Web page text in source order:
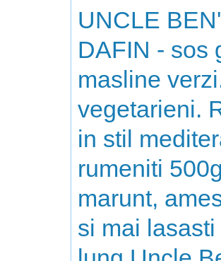
UNCLE
DAFIN - sos
masline
vegetarieni.
in stil
rumeniti
marunt,
si mai